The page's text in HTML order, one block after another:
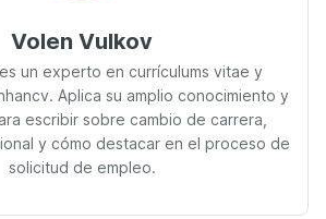
Volen Vulkov
un experto en currículums vitae y
Aplica su amplio conocimiento y
escribir sobre cambio de carrera,
y cómo destacar en el proceso de
solicitud de empleo.